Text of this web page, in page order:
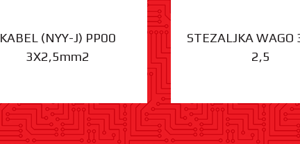
KABEL (NYY-J) PP00
3X2,5mm2
STEZALJKA WAGO
2,5